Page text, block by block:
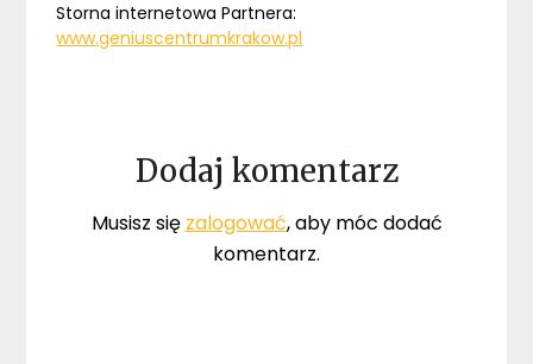
Storna internetowa Partnera:
www.geniuscentrumkrakow.pl
Dodaj komentarz
Musisz się zalogować, aby móc dodać
komentarz.